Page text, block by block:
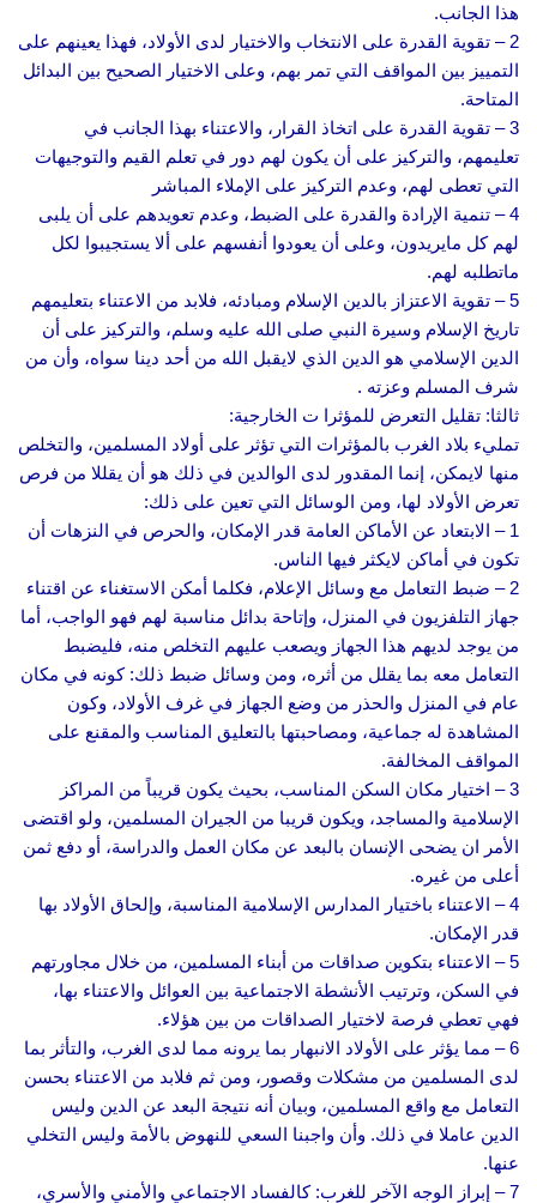
هذا الجانب.
2 – تقوية القدرة على الانتخاب والاختيار لدى الأولاد، فهذا يعينهم على
التمييز بين المواقف التي تمر بهم، وعلى الاختيار الصحيح بين البدائل
المتاحة.
3 – تقوية القدرة على اتخاذ القرار، والاعتناء بهذا الجانب في
تعليمهم، والتركيز على أن يكون لهم دور في تعلم القيم والتوجيهات
التي تعطى لهم، وعدم التركيز على الإملاء المباشر
4 – تنمية الإرادة والقدرة على الضبط، وعدم تعويدهم على أن يلبى
لهم كل مايريدون، وعلى أن يعودوا أنفسهم على ألا يستجيبوا لكل
ماتطلبه لهم.
5 – تقوية الاعتزاز بالدين الإسلام ومبادئه، فلابد من الاعتناء بتعليمهم
تاريخ الإسلام وسيرة النبي صلى الله عليه وسلم، والتركيز على أن
الدين الإسلامي هو الدين الذي لايقبل الله من أحد دينا سواه، وأن من
شرف المسلم وعزته .
ثالثا: تقليل التعرض للمؤثرا ت الخارجية:
تمليء بلاد الغرب بالمؤثرات التي تؤثر على أولاد المسلمين، والتخلص
منها لايمكن، إنما المقدور لدى الوالدين في ذلك هو أن يقللا من فرص
تعرض الأولاد لها، ومن الوسائل التي تعين على ذلك:
1 – الابتعاد عن الأماكن العامة قدر الإمكان، والحرص في النزهات أن
تكون في أماكن لايكثر فيها الناس.
2 – ضبط التعامل مع وسائل الإعلام، فكلما أمكن الاستغناء عن اقتناء
جهاز التلفزيون في المنزل، وإتاحة بدائل مناسبة لهم فهو الواجب، أما
من يوجد لديهم هذا الجهاز ويصعب عليهم التخلص منه، فليضبط
التعامل معه بما يقلل من أثره، ومن وسائل ضبط ذلك: كونه في مكان
عام في المنزل والحذر من وضع الجهاز في غرف الأولاد، وكون
المشاهدة له جماعية، ومصاحبتها بالتعليق المناسب والمقنع على
المواقف المخالفة.
3 – اختيار مكان السكن المناسب، بحيث يكون قريباً من المراكز
الإسلامية والمساجد، ويكون قريبا من الجيران المسلمين، ولو اقتضى
الأمر ان يضحى الإنسان بالبعد عن مكان العمل والدراسة، أو دفع ثمن
أعلى من غيره.
4 – الاعتناء باختيار المدارس الإسلامية المناسبة، وإلحاق الأولاد بها
قدر الإمكان.
5 – الاعتناء بتكوين صداقات من أبناء المسلمين، من خلال مجاورتهم
في السكن، وترتيب الأنشطة الاجتماعية بين العوائل والاعتناء بها،
فهي تعطي فرصة لاختيار الصداقات من بين هؤلاء.
6 – مما يؤثر على الأولاد الانبهار بما يرونه مما لدى الغرب، والتأثر بما
لدى المسلمين من مشكلات وقصور، ومن ثم فلابد من الاعتناء بحسن
التعامل مع واقع المسلمين، وبيان أنه نتيجة البعد عن الدين وليس
الدين عاملا في ذلك. وأن واجبنا السعي للنهوض بالأمة وليس التخلي
عنها.
7 – إبراز الوجه الآخر للغرب: كالفساد الاجتماعي والأمني والأسري،